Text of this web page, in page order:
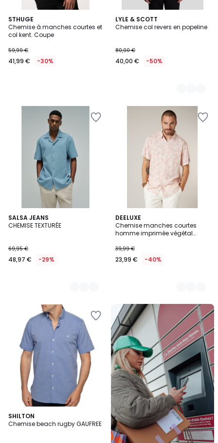
STHUGE
Chemise à manches courtes et
col kent. Coupe
59,99 €
41,99 € -30%
LYLE & SCOTT
Chemise col revers en popeline
80,00 €
40,00 € -50%
2
Couleurs
SALSA JEANS
CHEMISE TEXTURÉE
69,95 €
48,97 € -29%
2
Couleurs
DEELUXE
Chemise manches courtes
homme imprimée végétal
39,99 €
23,99 € -40%
2
Couleurs
SHILTON
Chemise beach rugby GAUFREE
Nouveau
Livraison
en
Locker
Mondial
Relay